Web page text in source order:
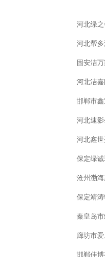
河北绿
河北帮
固安洁
河北洁
邯郸市
河北速
河北鑫
保定绿
沧州渤
保定靖
秦皇岛
廊坊市
邯郸佳